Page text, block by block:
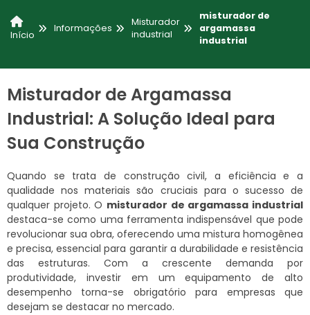
Início
Informações
Misturador
industrial
misturador de
argamassa
industrial
Misturador de Argamassa
Industrial: A Solução Ideal para
Sua Construção
Quando se trata de construção civil, a eficiência e a
qualidade nos materiais são cruciais para o sucesso de
qualquer projeto. O misturador de argamassa industrial
destaca-se como uma ferramenta indispensável que pode
revolucionar sua obra, oferecendo uma mistura homogênea
e precisa, essencial para garantir a durabilidade e resistência
das estruturas. Com a crescente demanda por
produtividade, investir em um equipamento de alto
desempenho torna-se obrigatório para empresas que
desejam se destacar no mercado.